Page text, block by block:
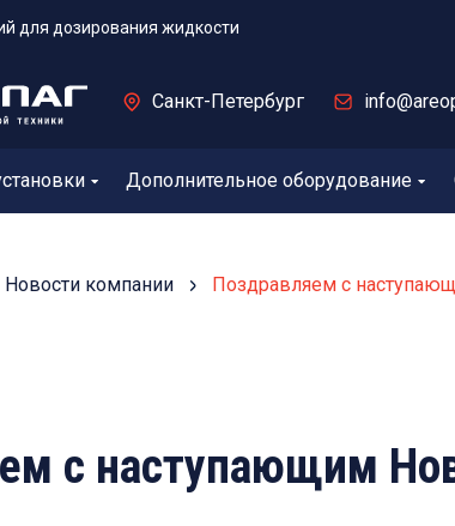
для дозирования жидкости
Санкт-Петербург
Дополнительное оборудование
Новости компании Поздравляем с
с наступающим